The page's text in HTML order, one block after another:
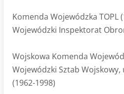
Komenda Wojewódzka TOPL
Wojewódzki Inspektorat
Wojskowa Komenda
Wojewódzki Sztab
(1962-1998)